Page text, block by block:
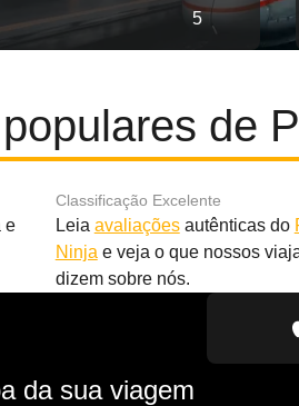
5
de
e
Classificação Excelente
Leia avaliaçõesautênticas do
Ninja e veja o que nossos
dizem sobre nós.
da sua viagem